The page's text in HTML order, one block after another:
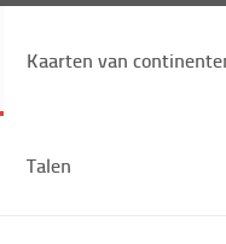
Kaarten van
Talen